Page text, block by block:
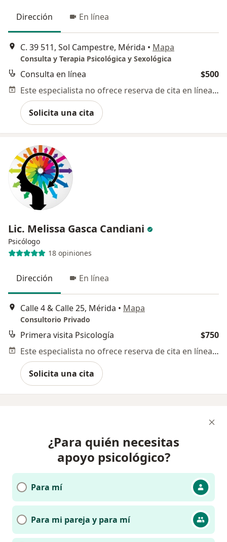
Dirección En línea
C. 39 511, Sol Campestre, Mérida • Mapa
Consulta y Terapia Psicológica y Sexológica
Consulta en línea
$500
Este especialista no ofrece reserva de cita en línea en esta dirección.
Solicita una cita
Lic. Melissa Gasca Candiani
Psicólogo
18 opiniones
Dirección En línea
Calle 4 & Calle 25, Mérida • Mapa
Consultorio Privado
Primera visita Psicología
$750
Este especialista no ofrece reserva de cita en línea en esta dirección.
Solicita una cita
¿Para quién necesitas
apoyo psicológico?
Para mí
Para mi pareja y para mí